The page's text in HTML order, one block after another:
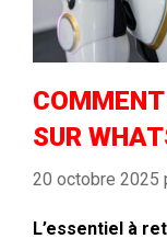
SUR
20 octobre 2025
L’essentiel à